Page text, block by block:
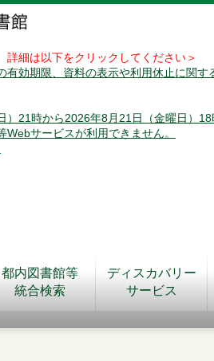
細は以下をクリックしてください＞
有効期限、資料の表示や利用休止に関す
）21時から2026年8月21日（金曜日）
サービスが利用できません。
都内図書館等
統合検索
ディスカバリー
サービス